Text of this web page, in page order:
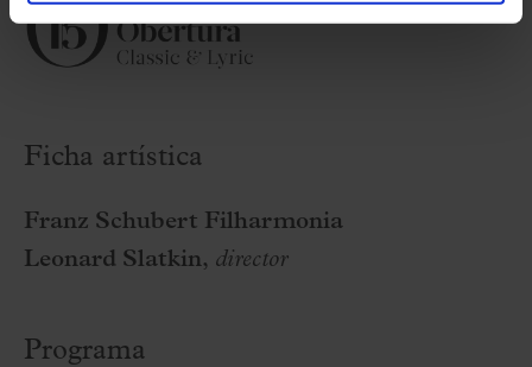
Ficha artística
Franz Schubert Filharmonia
Leonard Slatkin, director
Programa